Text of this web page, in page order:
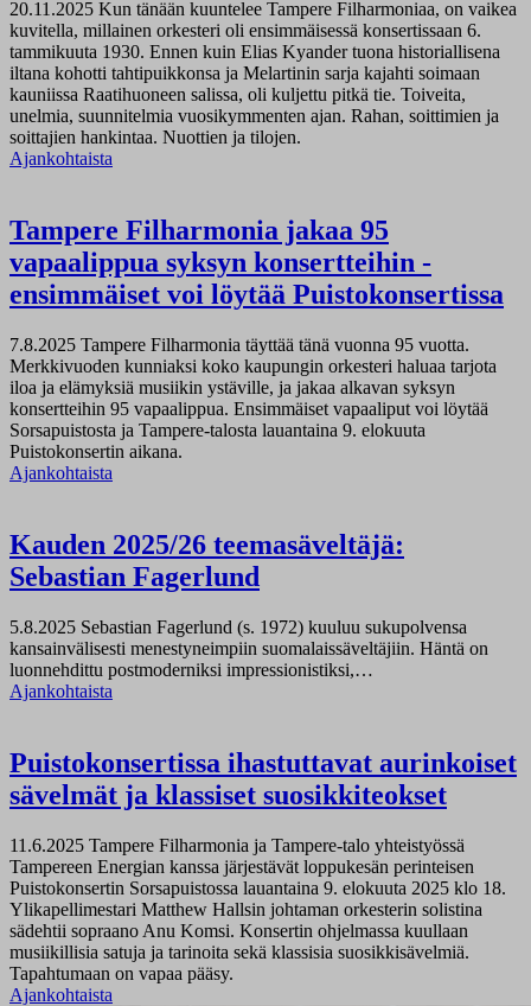
20.11.2025 Kun tänään kuuntelee Tampere Filharmoniaa, on vaikea
kuvitella, millainen orkesteri oli ensimmäisessä konsertissaan 6.
tammikuuta 1930. Ennen kuin Elias Kyander tuona historiallisena
iltana kohotti tahtipuikkonsa ja Melartinin sarja kajahti soimaan
kauniissa Raatihuoneen salissa, oli kuljettu pitkä tie. Toiveita,
unelmia, suunnitelmia vuosikymmenten ajan. Rahan, soittimien ja
soittajien hankintaa. Nuottien ja tilojen.
Ajankohtaista
Tampere Filharmonia jakaa 95
vapaalippua syksyn konsertteihin -
ensimmäiset voi löytää Puistokonsertissa
7.8.2025 Tampere Filharmonia täyttää tänä vuonna 95 vuotta.
Merkkivuoden kunniaksi koko kaupungin orkesteri haluaa tarjota
iloa ja elämyksiä musiikin ystäville, ja jakaa alkavan syksyn
konsertteihin 95 vapaalippua. Ensimmäiset vapaaliput voi löytää
Sorsapuistosta ja Tampere-talosta lauantaina 9. elokuuta
Puistokonsertin aikana.
Ajankohtaista
Kauden 2025/26 teemasäveltäjä:
Sebastian Fagerlund
5.8.2025 Sebastian Fagerlund (s. 1972) kuuluu sukupolvensa
kansainvälisesti menestyneimpiin suomalaissäveltäjiin. Häntä on
luonnehdittu postmoderniksi impressionistiksi,…
Ajankohtaista
Puistokonsertissa ihastuttavat aurinkoiset
sävelmät ja klassiset suosikkiteokset
11.6.2025 Tampere Filharmonia ja Tampere-talo yhteistyössä
Tampereen Energian kanssa järjestävät loppukesän perinteisen
Puistokonsertin Sorsapuistossa lauantaina 9. elokuuta 2025 klo 18.
Ylikapellimestari Matthew Hallsin johtaman orkesterin solistina
sädehtii sopraano Anu Komsi. Konsertin ohjelmassa kuullaan
musiikillisia satuja ja tarinoita sekä klassisia suosikkisävelmiä.
Tapahtumaan on vapaa pääsy.
Ajankohtaista